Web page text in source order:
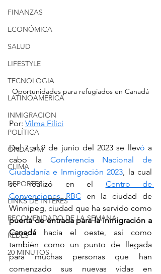
FINANZAS
ECONÓMICA
SALUD
LIFESTYLE
TECNOLOGIA
LATINOAMERICA
INMIGRACION
POLÍTICA
ONDASFM
CLIMA
DEPORTES
LINKS DE INTERES
RECOMENDADO DE LA SEMANA
REDES
20 MINUTOS
Oportunidades para refugiados en Canadá
Por: Vilma Filici
Del 7 al 9 de junio del 2023 se llevó a
cabo la Conferencia Nacional de
Ciudadanía e Inmigración 2023 , la cual
se realizó en el Centro de
Convenciones RBC en la ciudad de
puerta de entrada para la inmigración a
Canadá hacia el oeste, así como
también como un punto de llegada
para muchas personas que han
comenzado sus nuevas vidas en